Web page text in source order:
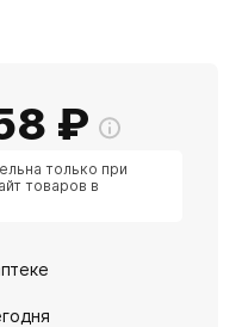
₽
только при
товаров в